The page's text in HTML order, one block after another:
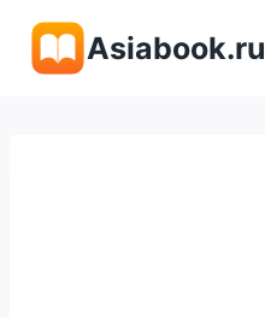
содержимому
Asiabook.ru